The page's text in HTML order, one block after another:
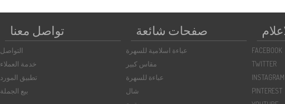
تواصل معنا
التواصل
خدمة العملاء
تطبيق المورد
بيع الجملة
صفحات شائعة
عباءة اسلامية للسهرة
مقاس كبير
عباءة للسهرة
شال
FACEBOOK
TWITTER
INSTAGRAM
PINTEREST